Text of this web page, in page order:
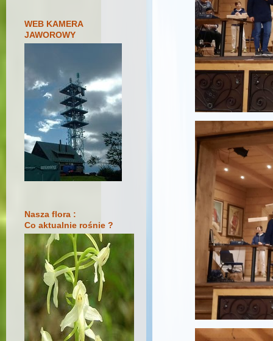
WEB KAMERA
JAWOROWY
Nasza flora :
Co aktualnie rośnie ?